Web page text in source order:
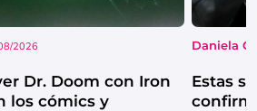
2026
Dr. Doom con Iron
los cómics y
Daniela
Estas